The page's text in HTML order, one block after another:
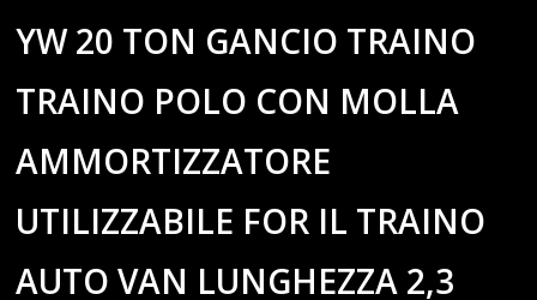
YW 20 TON GANCIO TRAINO
TRAINO POLO CON MOLLA
AMMORTIZZATORE
UTILIZZABILE FOR IL TRAINO
AUTO VAN LUNGHEZZA 2,3